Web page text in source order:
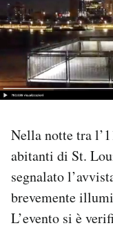
PODCAST
NEWSLETTER
SHOP
Nella notte tra
abitanti di St.
segnalato
brevemente
L’evento si è